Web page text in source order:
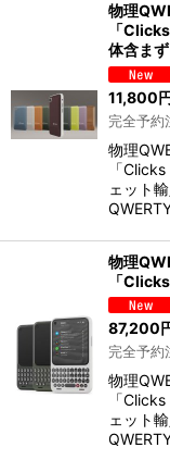
物理
「
体含ま
11,800
完全予約
物理
「
ェット
物理
「
87,200
完全予約
物理
「
ェット